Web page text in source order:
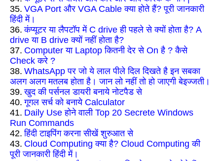
35. VGA Port और VGA Cable क्या होते हैं? पूरी जानकारी
हिंदी में।
36. कंप्यूटर या लैपटॉप में C drive ही पहले से क्यों होता है? A
drive या B drive क्यों नहीं होता है?
37. Computer या Laptop कितनी देर से On है ? कैसे
Check करे ?
38. WhatsApp पर जो ये लाल पीले दिल दिखते है इन सबका
अलग अलग मतलब होता है। जान लो नहीं तो हो जाएगी बेइज्जती।
39. खुद की पर्सनल डायरी बनाये नोटपैड से
40. गूगल सर्च को बनाये Calculator
41. Daily Use होने वाली Top 20 Secrete Windows
Run Commands
42. हिंदी टाइपिंग करना सीखें शुरुआत से
43. Cloud Computing क्या है? Cloud Computing की
पूरी जानकारी हिंदी में।